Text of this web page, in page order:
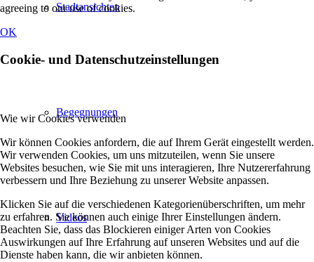
Stadtansichten
Begegnungen
Videos
agreeing to our use of cookies.
OK
Cookie- und Datenschutzeinstellungen
Wie wir Cookies verwenden
Wir können Cookies anfordern, die auf Ihrem Gerät eingestellt werden.
Wir verwenden Cookies, um uns mitzuteilen, wenn Sie unsere
Websites besuchen, wie Sie mit uns interagieren, Ihre Nutzererfahrung
verbessern und Ihre Beziehung zu unserer Website anpassen.
Klicken Sie auf die verschiedenen Kategorienüberschriften, um mehr
zu erfahren. Sie können auch einige Ihrer Einstellungen ändern.
Beachten Sie, dass das Blockieren einiger Arten von Cookies
Auswirkungen auf Ihre Erfahrung auf unseren Websites und auf die
Dienste haben kann, die wir anbieten können.